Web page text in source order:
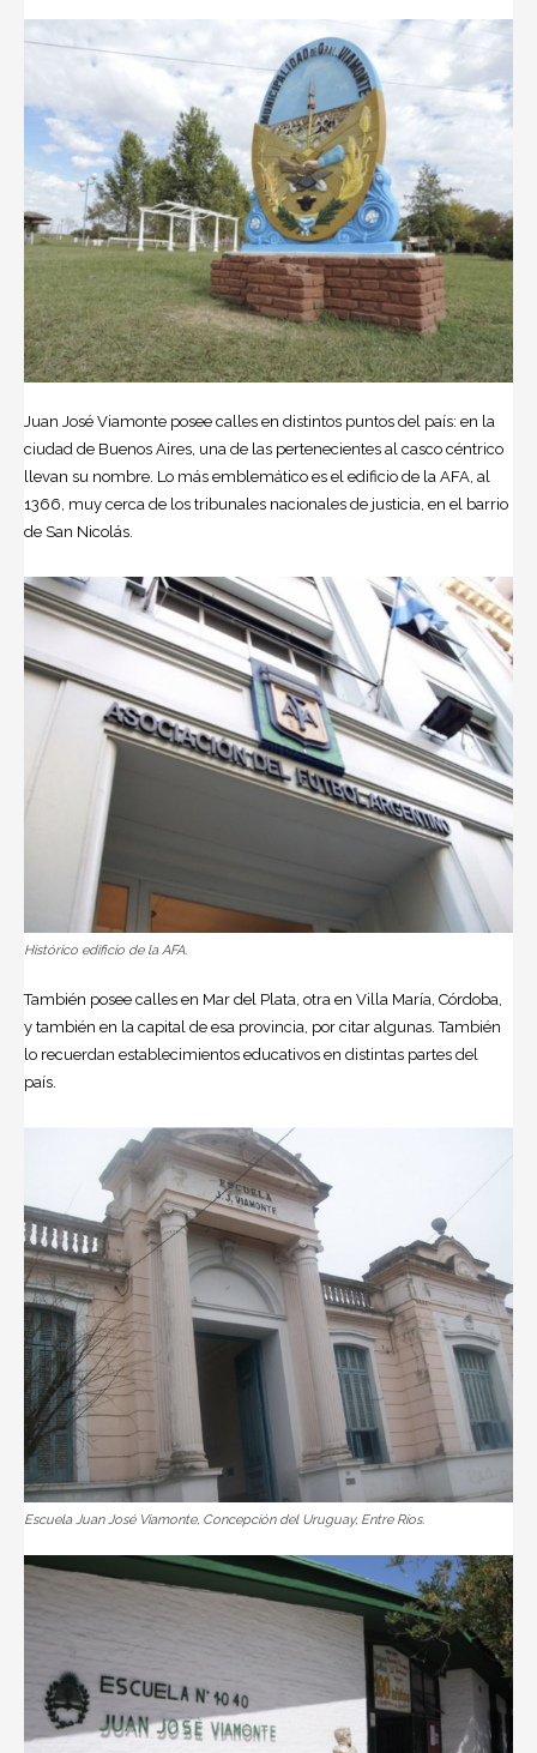
Juan José Viamonte posee calles en distintos puntos del país: en la
ciudad de Buenos Aires, una de las pertenecientes al casco céntrico
llevan su nombre. Lo más emblemático es el edificio de la AFA, al
1366, muy cerca de los tribunales nacionales de justicia, en el barrio
de San Nicolás.
Histórico edificio de la AFA.
También posee calles en Mar del Plata, otra en Villa María, Córdoba,
y también en la capital de esa provincia, por citar algunas. También
lo recuerdan establecimientos educativos en distintas partes del
país.
Escuela Juan José Viamonte, Concepción del Uruguay, Entre Ríos.